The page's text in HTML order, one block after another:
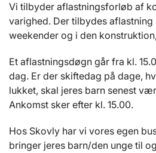
Vi tilbyder aflastningsforløb af
varighed. Der tilbydes
weekender og i den
Et aflastningsdøgn går fra kl.
dag. Er der skiftedag på dage,
lukket, skal jeres barn senest
Ankomst sker efter kl. 15.00.
Hos Skovly har vi vores egen
bringer jeres barn/den unge til